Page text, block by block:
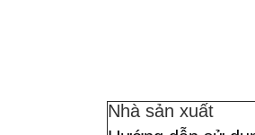
Nhà sản xuất